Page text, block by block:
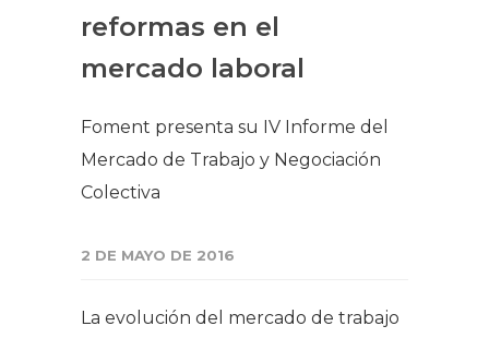
reformas en el
mercado laboral
Foment presenta su IV Informe del
Mercado de Trabajo y Negociación
Colectiva
2 DE MAYO DE 2016
La evolución del mercado de trabajo